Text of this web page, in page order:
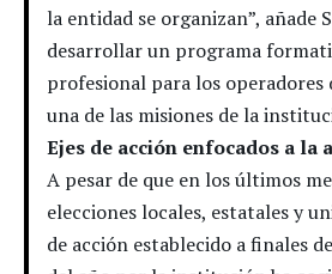
la entidad se organizan”, añade
desarrollar un programa
profesional para los operadores
una de las misiones de la
Ejes de acción enfocados a la
A pesar de que en los últimos
elecciones locales, estatales y
de acción establecido a finales